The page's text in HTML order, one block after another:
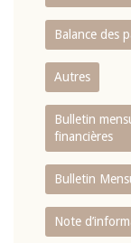
Balance des
Autres
Bulletin
financières
Bulletin
Note